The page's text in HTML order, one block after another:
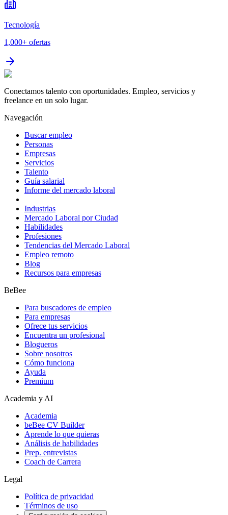
Tecnología
1,000+ ofertas
Conectamos talento con oportunidades. Empleo, servicios y
freelance en un solo lugar.
Navegación
Buscar empleo
Personas
Empresas
Servicios
Talento
Guía salarial
Informe del mercado laboral
Industrias
Mercado Laboral por Ciudad
Habilidades
Profesiones
Tendencias del Mercado Laboral
Empleo remoto
Blog
Recursos para empresas
BeBee
Para buscadores de empleo
Para empresas
Ofrece tus servicios
Encuentra un profesional
Blogueros
Sobre nosotros
Cómo funciona
Ayuda
Premium
Academia y AI
Academia
beBee CV Builder
Aprende lo que quieras
Análisis de habilidades
Prep. entrevistas
Coach de Carrera
Legal
Política de privacidad
Términos de uso